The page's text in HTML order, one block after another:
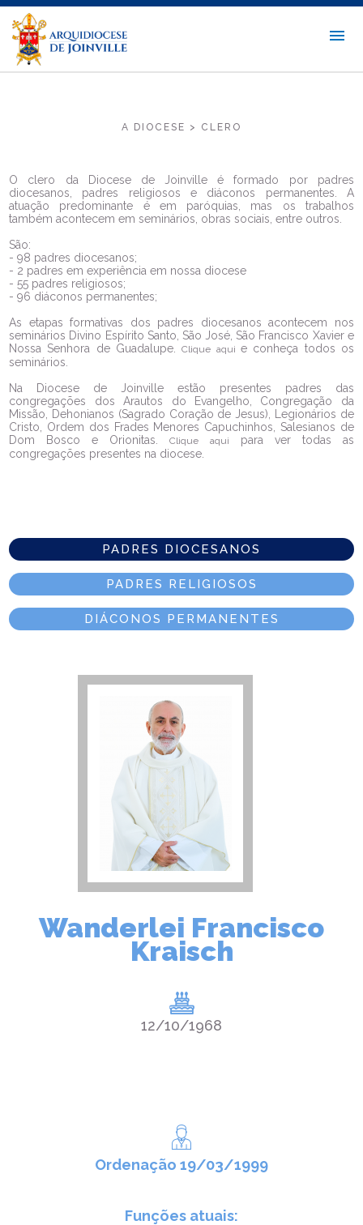
A DIOCESE > CLERO
O clero da Diocese de Joinville é formado por padres
diocesanos, padres religiosos e diáconos permanentes. A
atuação predominante é em paróquias, mas os trabalhos
também acontecem em seminários, obras sociais, entre outros.
São:
- 98 padres diocesanos;
- 2 padres em experiência em nossa diocese
- 55 padres religiosos;
- 96 diáconos permanentes;
As etapas formativas dos padres diocesanos acontecem nos
seminários Divino Espírito Santo, São José, São Francisco Xavier e
Nossa Senhora de Guadalupe.Clique aqui e conheça todos os
seminários.
Na Diocese de Joinville estão presentes padres das
congregações dos Arautos do Evangelho, Congregação da
Missão, Dehonianos (Sagrado Coração de Jesus), Legionários de
Cristo, Ordem dos Frades Menores Capuchinhos, Salesianos de
Dom Bosco e Orionitas.Clique aqui
para ver todas as
congregações presentes na diocese.
PADRES DIOCESANOS
PADRES RELIGIOSOS
DIÁCONOS PERMANENTES
Wanderlei Francisco
Kraisch
12/10/1968
Ordenação 19/03/1999
Funções atuais: